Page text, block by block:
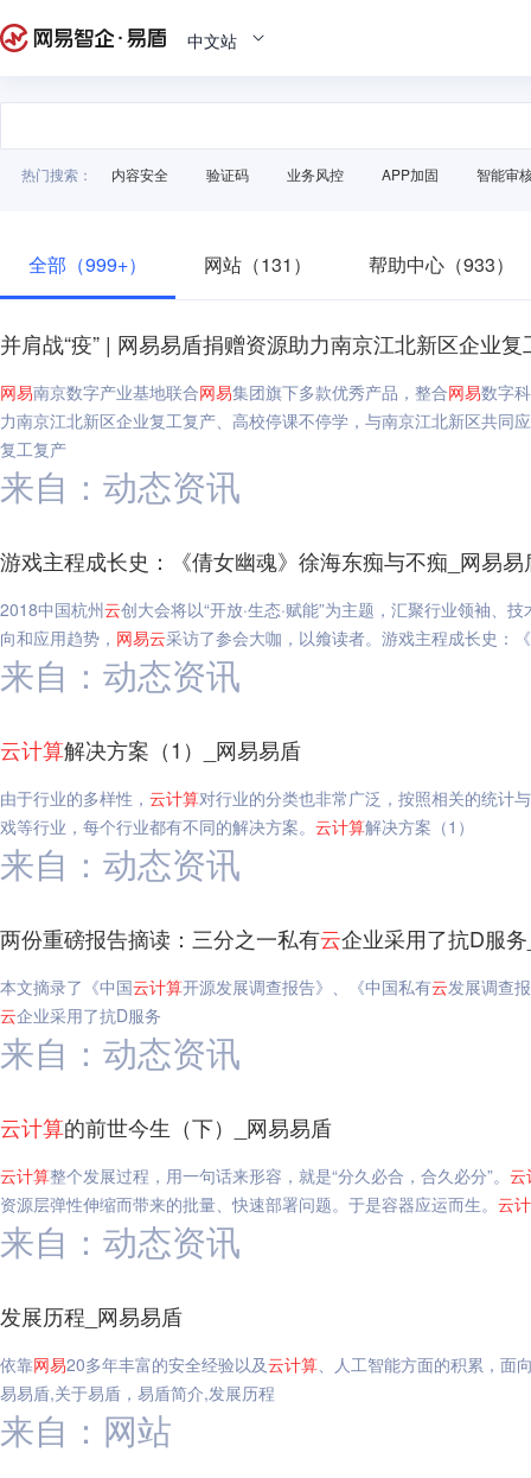
中文站
热门搜索： 内容安全 验证码 业务风控 APP加固 智能审
全部（999+） 网站（131） 帮助中心（933）
并肩战“疫” | 网易易盾捐赠资源助力南京江北新区企业
网易南京数字产业基地联合网易集团旗下多款优秀产品，整合网易数字
力南京江北新区企业复工复产、高校停课不停学，与南京江北新区共同
复工复产
来自：动态资讯
游戏主程成长史：《倩女幽魂》徐海东痴与不痴_网易易
2018中国杭州云创大会将以“开放·生态·赋能”为主题，汇聚行业领袖、
向和应用趋势， 网易云采访了参会大咖，以飨读者。游戏主程成长史：
来自：动态资讯
云计算解决方案（1）_网易易盾
由于行业的多样性， 云计算对行业的分类也非常广泛，按照相关的统计
戏等行业，每个行业都有不同的解决方案。 云计算解决方案（1）
来自：动态资讯
两份重磅报告摘读：三分之一私有云企业采用了抗D服
本文摘录了《中国云计算开源发展调查报告》、《中国私有云发展调查
云企业采用了抗D服务
来自：动态资讯
云计算的前世今生（下）_网易易盾
云计算整个发展过程，用一句话来形容，就是“分久必合，合久必分”。 云
资源层弹性伸缩而带来的批量、快速部署问题。于是容器应运而生。 云
来自：动态资讯
发展历程_网易易盾
依靠网易20多年丰富的安全经验以及云计算、人工智能方面的积累，面
易易盾,关于易盾，易盾简介,发展历程
来自：网站